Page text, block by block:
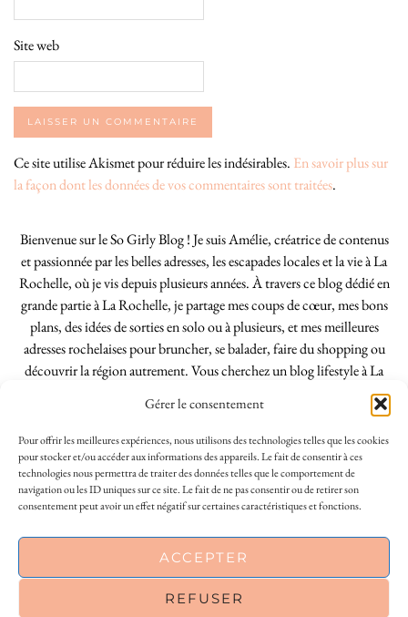
Gérer le consentement
Pour offrir les meilleures expériences, nous utilisons des technologies telles que les cookies
pour stocker et/ou accéder aux informations des appareils. Le fait de consentir à ces
technologies nous permettra de traiter des données telles que le comportement de
navigation ou les ID uniques sur ce site. Le fait de ne pas consentir ou de retirer son
consentement peut avoir un effet négatif sur certaines caractéristiques et fonctions.
ACCEPTER
REFUSER
Site web
Ce site utilise Akismet pour réduire les indésirables. En savoir plus sur
la façon dont les données de vos commentaires sont traitées.
Bienvenue sur le So Girly Blog ! Je suis Amélie, créatrice de contenus
et passionnée par les belles adresses, les escapades locales et la vie à La
Rochelle, où je vis depuis plusieurs années. À travers ce blog dédié en
grande partie à La Rochelle, je partage mes coups de cœur, mes bons
plans, des idées de sorties en solo ou à plusieurs, et mes meilleures
adresses rochelaises pour bruncher, se balader, faire du shopping ou
découvrir la région autrement. Vous cherchez un blog lifestyle à La
Rochelle, tenu par une locale ? Vous êtes au bon endroit. Que vous
soyez Rochelais·e ou de passage dans notre belle ville, j’espère que mes
articles vous aideront à profiter de La Rochelle comme un·e vrai·e
initié·e. !